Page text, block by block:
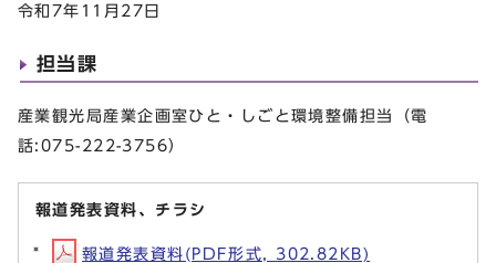
令和7年11月27日
担当課
産業観光局産業企画室ひと・しごと環境整備担当（電
話:075-222-3756）
報道発表資料、チラシ
報道発表資料(PDF形式, 302.82KB)